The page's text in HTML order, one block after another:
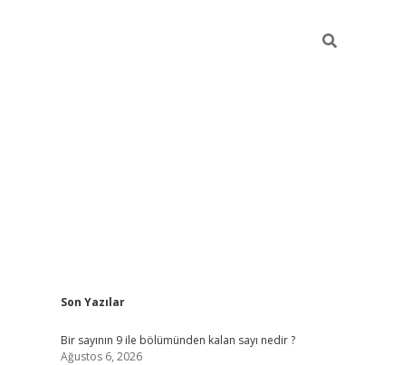
Sidebar
Son Yazılar
Bir sayının 9 ile bölümünden kalan sayı nedir ?
Ağustos 6, 2026